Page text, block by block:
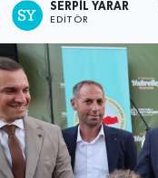
SERPİL YARAR
EDITÖR